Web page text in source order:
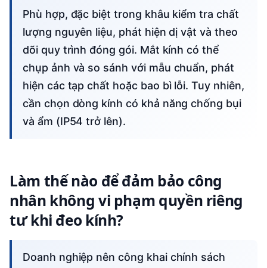
Phù hợp, đặc biệt trong khâu kiểm tra chất
lượng nguyên liệu, phát hiện dị vật và theo
dõi quy trình đóng gói. Mắt kính có thể
chụp ảnh và so sánh với mẫu chuẩn, phát
hiện các tạp chất hoặc bao bì lỗi. Tuy nhiên,
cần chọn dòng kính có khả năng chống bụi
và ẩm (IP54 trở lên).
Làm thế nào để đảm bảo công
nhân không vi phạm quyền riêng
tư khi đeo kính?
Doanh nghiệp nên công khai chính sách